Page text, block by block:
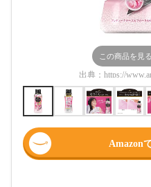
この商品を見る
出典： https://
Amazon